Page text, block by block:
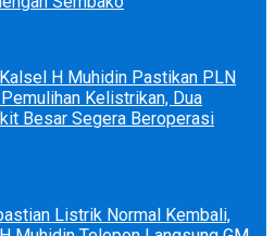
H Muhidin Pastikan PLN
Kelistrikan, Dua
Besar Segera Beroperasi
Listrik Normal Kembali,